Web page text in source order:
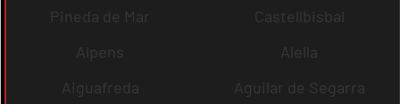
Pineda de Mar
Castellbisbal
Alpens
Alella
Aiguafreda
Aguilar de Segarra